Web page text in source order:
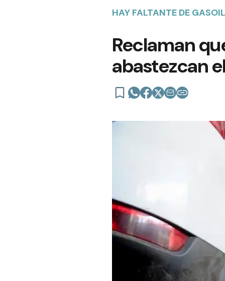
HAY FALTANTE DE
Reclaman
abastezcan